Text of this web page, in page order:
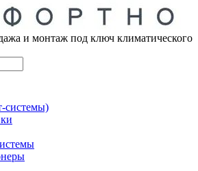
и монтаж под ключ климатического
системы)